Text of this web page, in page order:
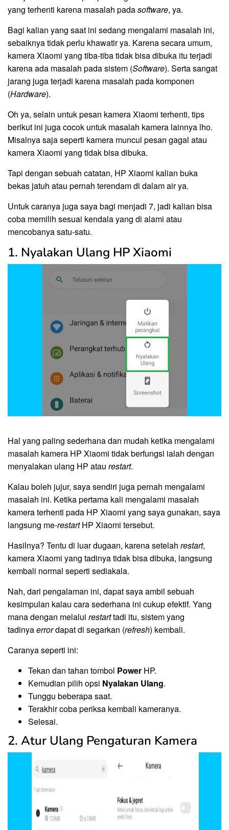
yang terhenti karena masalah padasoftware, ya.
Bagi kalian yang saat ini sedang mengalami masalah ini,
sebaiknya tidak perlu khawatir ya. Karena secara umum,
kamera Xiaomi yang tiba-tiba tidak bisa dibuka itu terjadi
karena ada masalah pada sistem (Software). Serta sangat
jarang juga terjadi karena masalah pada komponen
(Hardware).
Oh ya, selain untuk pesan kamera Xiaomi terhenti, tips
berikut ini juga cocok untuk masalah kamera lainnya lho.
Misalnya saja seperti kamera muncul pesan gagal atau
kamera Xiaomi yang tidak bisa dibuka.
Tapi dengan sebuah catatan, HP Xiaomi kalian buka
bekas jatuh atau pernah terendam di dalam air ya.
Untuk caranya juga saya bagi menjadi 7, jadi kalian bisa
coba memilih sesuai kendala yang di alami atau
mencobanya satu-satu.
1. Nyalakan Ulang HP Xiaomi
Hal yang paling sederhana dan mudah ketika mengalami
masalah kamera HP Xiaomi tidak berfungsi ialah dengan
menyalakan ulang HP atau restart.
Kalau boleh jujur, saya sendiri juga pernah mengalami
masalah ini. Ketika pertama kali mengalami masalah
kamera terhenti pada HP Xiaomi yang saya gunakan, saya
langsung me-restartHP Xiaomi tersebut.
Hasilnya? Tentu di luar dugaan, karena setelah restart,
kamera Xiaomi yang tadinya tidak bisa dibuka, langsung
kembali normal seperti sediakala.
Nah, dari pengalaman ini, dapat saya ambil sebuah
kesimpulan kalau cara sederhana ini cukup efektif. Yang
mana dengan melalui restarttadi itu, sistem yang
tadinyaerrordapat di segarkan (refresh) kembali.
Caranya seperti ini:
Tekan dan tahan tombol Power HP.
Kemudian pilih opsi Nyalakan Ulang.
Tunggu beberapa saat.
Terakhir coba periksa kembali kameranya.
Selesai.
2. Atur Ulang Pengaturan Kamera